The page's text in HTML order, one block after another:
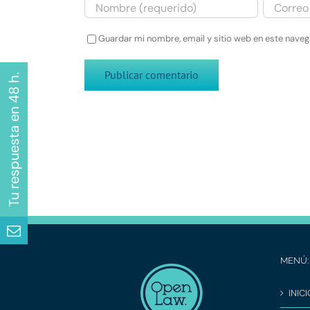
Guardar mi nombre, email y sitio web en este
MENÚ: